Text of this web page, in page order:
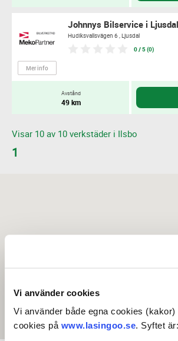
Vi använder cookies
Vi använder både egna cookies
cookies på www.lasingoo.se. Syftet är:
Mer info
Johnnys Bilservice i
Hudiksvallsvägen 6 ,Ljusdal
0 / 5 (0)
Avstånd
49 km
Visar 10 av 10 verkstäder i Ilsbo
1